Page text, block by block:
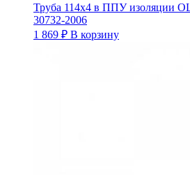
Труба 114х4 в ППУ изоляции
30732-2006
1 869 ₽ В корзину